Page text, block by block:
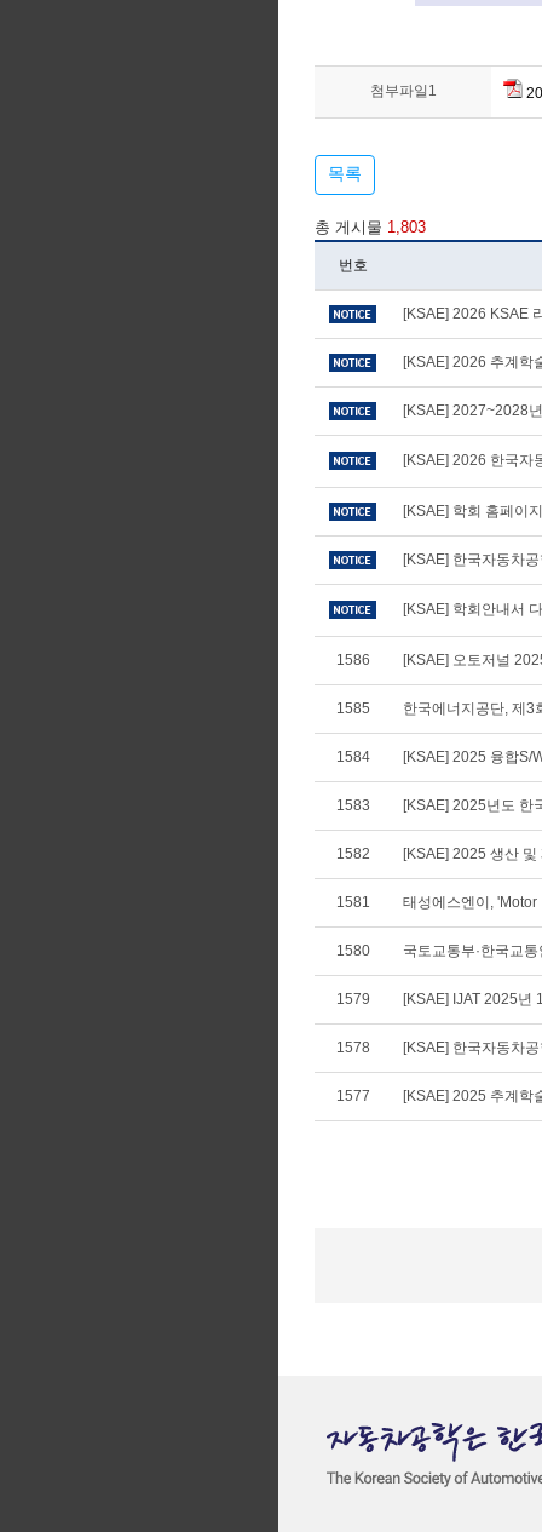
첨부파일1
목록
총 게시물 1,803
번호
[KSAE] 2026 KSAE
[KSAE] 2026 추계학
[KSAE] 2027~2028
[KSAE] 2026 한국자
[KSAE] 학회 홈페이
[KSAE] 한국자동차
[KSAE] 학회안내서
1586 [KSAE] 오토저널
1585 한국에너지공단, 제3
1584 [KSAE] 2025 융합S/
1583 [KSAE] 2025년도 한
1582 [KSAE] 2025 생산
1581 태성에스엔이,
1580 국토교통부·한국교
1579 [KSAE] IJAT 2025년
1578 [KSAE] 한국자동차
1577 [KSAE] 2025 추계학